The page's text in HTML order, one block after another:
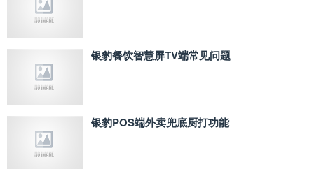
银豹餐饮智慧屏TV端常见问题
银豹POS端外卖兜底厨打功能